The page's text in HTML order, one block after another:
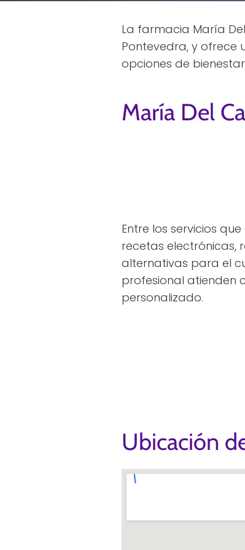
La farmacia María
Pontevedra, y ofrece
opciones de
María Del
Entre los servicios
recetas electrónicas,
alternativas para el
profesional atienden
personalizado.
Ubicación